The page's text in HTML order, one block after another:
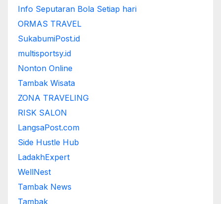
Info Seputaran Bola Setiap hari
ORMAS TRAVEL
SukabumiPost.id
multisportsy.id
Nonton Online
Tambak Wisata
ZONA TRAVELING
RISK SALON
LangsaPost.com
Side Hustle Hub
LadakhExpert
WellNest
Tambak News
Tambak